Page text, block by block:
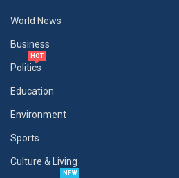
World News
Business
Politics
HOT
Education
Environment
Sports
Culture & Living
NEW